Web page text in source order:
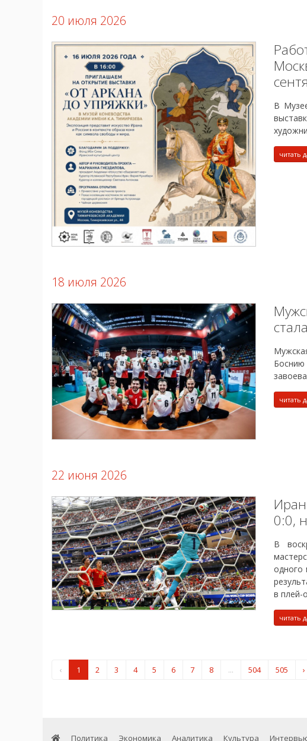
20 июля 2026
В
читать
18 июля 2026
Боснию
читать
22 июня 2026
0:0,
В
одного
в плей-
читать
‹ 1 2 3 4 5 6 7 8 ... 504 505 ›
Политика Экономика Аналитика Культура